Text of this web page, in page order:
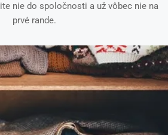
nie do spoločnosti a už vôbec nie na
prvé rande.